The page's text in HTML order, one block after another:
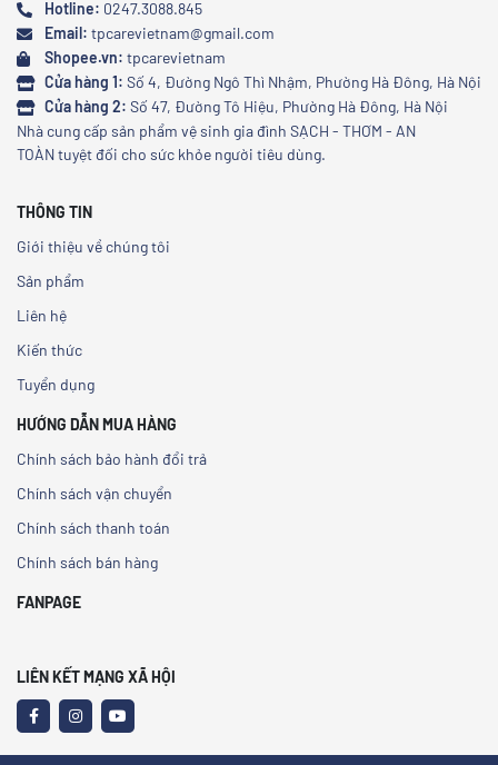
Hotline: 0247.3088.845
Email: tpcarevietnam@gmail.com
Shopee.vn: tpcarevietnam
Cửa hàng 1: Số 4, Đường Ngô Thì Nhậm, Phường Hà Đông, Hà Nội
Cửa hàng 2: Số 47, Đường Tô Hiệu, Phường Hà Đông, Hà Nội
Nhà cung cấp sản phẩm vệ sinh gia đình SẠCH - THƠM - AN
TOÀN tuyệt đối cho sức khỏe người tiêu dùng.
THÔNG TIN
Giới thiệu về chúng tôi
Sản phẩm
Liên hệ
Kiến thức
Tuyển dụng
HƯỚNG DẪN MUA HÀNG
Chính sách bảo hành đổi trả
Chính sách vận chuyển
Chính sách thanh toán
Chính sách bán hàng
FANPAGE
LIÊN KẾT MẠNG XÃ HỘI